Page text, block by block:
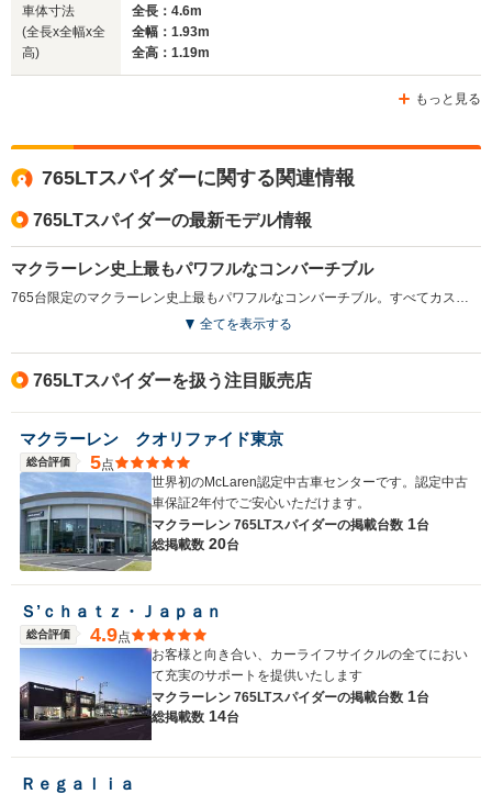
WLTCモード
燃費
排気量
ホイールベース
-m
-
3994cc
-
MR
車体寸法
(全長x全幅x全
高)
全長：4.6m
全幅：1.93m
全高：1.19m
もっと見る
765LTスパイダーに関する関連情報
765LTスパイダーの最新モデル情報
マクラーレン史上最もパワフルなコンバーチブル
全てを表示する
765LTスパイダーを扱う注目販売店
マクラーレン クオリファイド東京
総合評価 5点
世界初のMcLaren認定中古車センターです。認定中古
車保証2年付でご安心いただけます。
マクラーレン 765LTスパイダーの掲載台数 1台
総掲載数 20台
Ｓ’ｃｈａｔｚ・Ｊａｐａｎ
総合評価 4.9点
お客様と向き合い、カーライフサイクルの全てにおい
て充実のサポートを提供いたします
マクラーレン 765LTスパイダーの掲載台数 1台
総掲載数 14台
Ｒｅｇａｌｉａ